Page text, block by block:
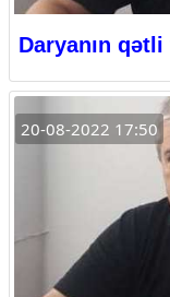
Daryanın
20-08-2022 17:50